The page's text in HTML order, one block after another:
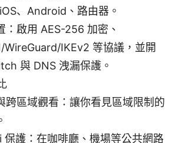
、Android、路由器。
：啟用 AES-256 加密、
WireGuard/IKEv2 等協議，並開
與 DNS 洩漏保護。
跨區域觀看：讓你看見區域限制的
保護：在咖啡廳、機場等公共網路